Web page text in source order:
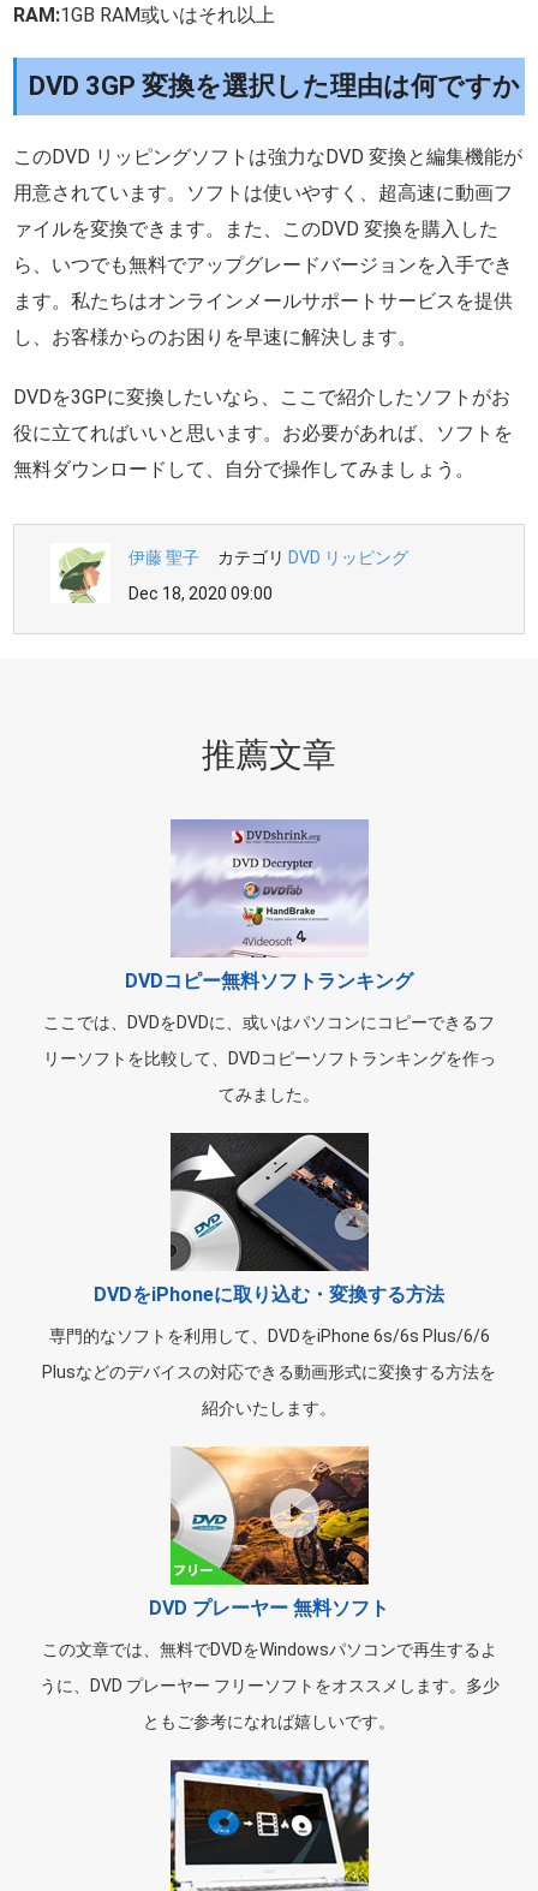
RAM:1GB RAM或いはそれ以上
DVD 3GP 変換を選択した理由は何ですか
このDVD リッピングソフトは強力なDVD 変換と編集機能が
用意されています。ソフトは使いやすく、超高速に動画フ
ァイルを変換できます。また、このDVD 変換を購入した
ら、いつでも無料でアップグレードバージョンを入手でき
ます。私たちはオンラインメールサポートサービスを提供
し、お客様からのお困りを早速に解決します。
DVDを3GPに変換したいなら、ここで紹介したソフトがお
役に立てればいいと思います。お必要があれば、ソフトを
無料ダウンロードして、自分で操作してみましょう。
伊藤 聖子 カテゴリDVD リッピング
Dec 18, 2020 09:00
推薦文章
DVDコピー無料ソフトランキング
ここでは、DVDをDVDに、或いはパソコンにコピーできるフ
リーソフトを比較して、DVDコピーソフトランキングを作っ
てみました。
DVDをiPhoneに取り込む・変換する方法
専門的なソフトを利用して、DVDをiPhone 6s/6s Plus/6/6
Plusなどのデバイスの対応できる動画形式に変換する方法を
紹介いたします。
DVD プレーヤー 無料ソフト
この文章では、無料でDVDをWindowsパソコンで再生するよ
うに、DVD プレーヤー フリーソフトをオススメします。多少
ともご参考になれば嬉しいです。